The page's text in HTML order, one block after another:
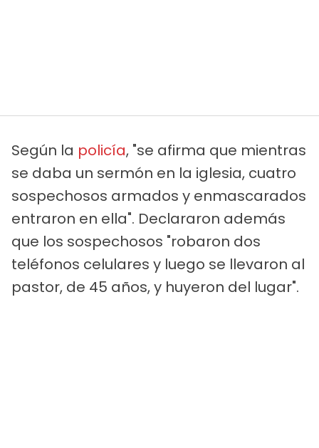
Según la policía, "se afirma que mientras
se daba un sermón en la iglesia, cuatro
sospechosos armados y enmascarados
entraron en ella". Declararon además
que los sospechosos "robaron dos
teléfonos celulares y luego se llevaron al
pastor, de 45 años, y huyeron del lugar".